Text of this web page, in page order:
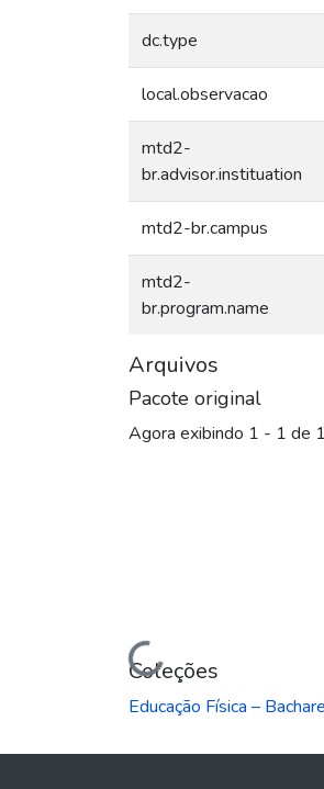
dc.type
local.observacao
mtd2-
br.advisor.instituation
mtd2-br.campus
mtd2-
br.program.name
Arquivos
Pacote original
Agora exibindo 1 - 1 de 1
Carregando...Coleções
Educação Física –